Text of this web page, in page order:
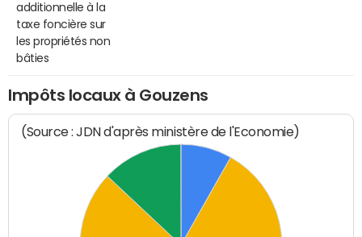
additionnelle à la
taxe foncière sur
les propriétés non
bâties
Impôts locaux à Gouzens
(Source : JDN d'après ministère de l'Economie)